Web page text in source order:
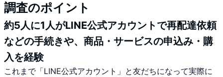
調査のポイント
約5人に1人がLINE公式アカウントで再配達依頼
などの手続きや、商品・サービスの申込み・購
入を経験
これまで「LINE公式アカウント」と友だちになって実際に